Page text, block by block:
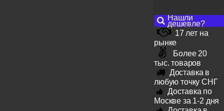
Нашли
дешевле?
17 лет на
рынке
Более 20
тыс. товаров
Доставка в
любую точку СНГ
Доставка по
Москве за 1-2 дня